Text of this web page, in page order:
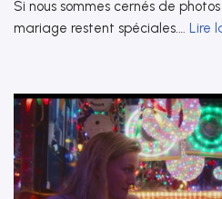
Si nous sommes cernés de
mariage restent spéciales.… Lire